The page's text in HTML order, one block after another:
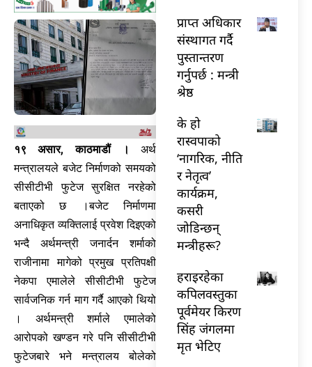
१९ असार, काठमाडौं ।
अर्थ
मन्त्रालयले बजेट निर्माणको समयको
सीसीटीभी फुटेज सुरक्षित नरहेको
बताएको छ ।बजेट निर्माणमा
अनाधिकृत व्यक्तिलाई प्रवेश दिइएको
भन्दै अर्थमन्त्री जनार्दन शर्माको
राजीनामा मागेको प्रमुख प्रतिपक्षी
नेकपा एमालेले सीसीटीभी फुटेज
सार्वजनिक गर्न माग गर्दै आएको थियो
। अर्थमन्त्री शर्माले एमालेको
आरोपको खण्डन गरे पनि सीसीटीभी
फुटेजबारे भने मन्त्रालय बोलेको
प्राप्त अधिकार
संस्थागत गर्दै
पुस्तान्तरण
गर्नुपर्छ : मन्त्री
श्रेष्ठ
के हो
रास्वपाको
‘नागरिक, नीति
र नेतृत्व’
कार्यक्रम,
कसरी
जोडिन्छन्
मन्त्रीहरू?
हराइरहेका
कपिलवस्तुका
पूर्वमेयर किरण
सिंह जंगलमा
मृत भेटिए